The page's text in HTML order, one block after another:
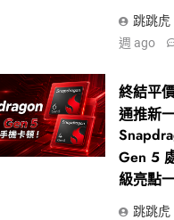
跳跳虎
週 ago
終結平
通推新
Gen 5
級亮點
跳跳虎